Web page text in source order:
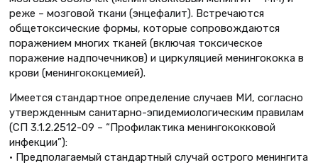
реже – мозговой ткани (энцефалит). Встречаются
общетоксические формы, которые сопровождаются
поражением многих тканей (включая токсическое
поражение надпочечников) и циркуляцией менингококка в
крови (менингококцемией).
Имеется стандартное определение случаев МИ, согласно
утвержденным санитарно-эпидемиологическим правилам
(СП 3.1.2.2512-09 – “Профилактика менингококковой
инфекции”):
• Предполагаемый стандартный случай острого менингита